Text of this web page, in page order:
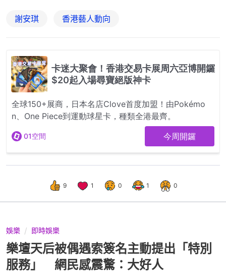
謝安琪 香港藝人動向
9 1 0 1 0
娛樂 即時娛樂
樂壇天后被偶遇索簽名主動提出「特別
服務」 網民感震驚：大好人